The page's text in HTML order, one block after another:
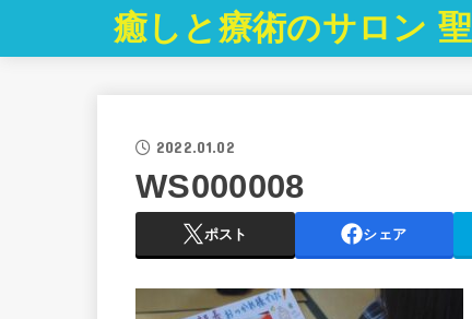
癒しと療術のサロン 聖
2022.01.02
WS000008
ポスト シェア